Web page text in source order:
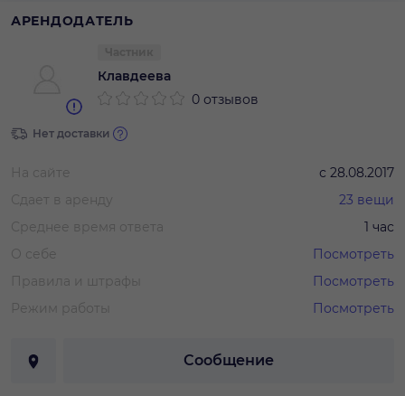
АРЕНДОДАТЕЛЬ
Клавдеева
0 отзывов
Нет доставки
На сайте с 28.08.2017
Сдает в аренду
23 вещи
Среднее время ответа
1 час
О себе
Посмотреть
Правила и штрафы
Посмотреть
Режим работы
Посмотреть
Сообщение